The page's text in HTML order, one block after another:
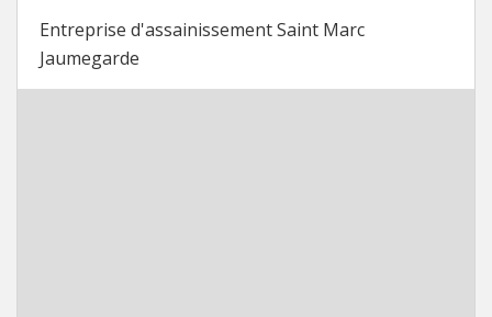
Entreprise d'assainissement Saint Marc
Jaumegarde